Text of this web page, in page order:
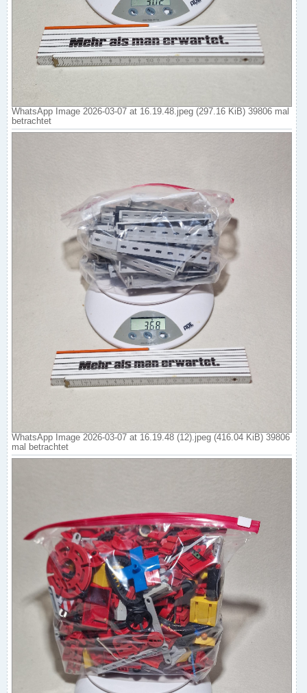
WhatsApp Image 2026-03-07 at 16.19.48.jpeg (297.16 KiB) 39806 mal
betrachtet
WhatsApp Image 2026-03-07 at 16.19.48 (12).jpeg (416.04 KiB) 39806
mal betrachtet